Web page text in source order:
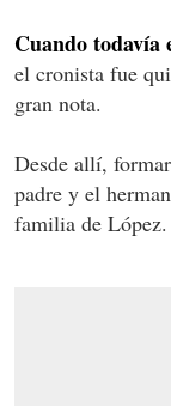
Cuando todavía
el cronista fue
gran nota.
Desde allí,
padre y el
familia de López.